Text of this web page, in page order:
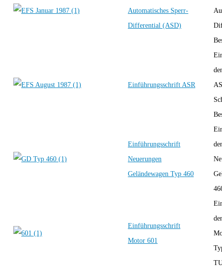
Automatisches Sperr-
Differential (ASD)
Einführungsschrift ASR
Einführungsschrift
Neuerungen
Geländewagen Typ 460
Einführungsschrift
Motor 601